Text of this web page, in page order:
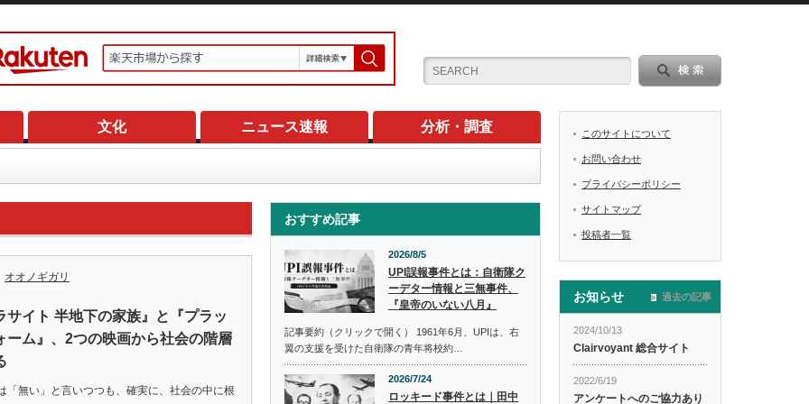
文化 ニュース速報 分析・調査
オオノギガリ
サイト 半地下の家族』と『プラッ
ーム』、2つの映画から社会の階層
「無い」と言いつつも、確実に、社会の中に根
おすすめ記事
2026/8/5
UPI誤報事件とは：自衛隊ク
ーデター情報と三無事件、
『皇帝のいない八月』
記事要約（クリックで開く） 1961年6月、UPIは、右
翼の支援を受けた自衛隊の青年将校約…
2026/7/24
ロッキード事件とは｜田中
このサイトについて
お問い合わせ
プライバシーポリシー
サイトマップ
投稿者一覧
お知らせ
2024/10/13
Clairvoyant 総合サイト
2022/6/19
アンケートへのご協力あり
過去の記事